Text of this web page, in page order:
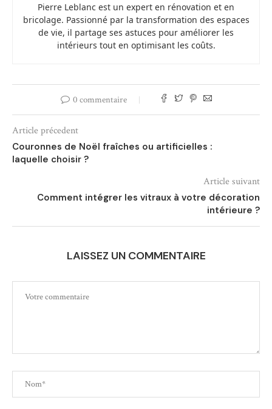
Pierre Leblanc est un expert en rénovation et en
bricolage. Passionné par la transformation des espaces
de vie, il partage ses astuces pour améliorer les
intérieurs tout en optimisant les coûts.
0 commentaire
Article précedent
Couronnes de Noël fraîches ou artificielles :
laquelle choisir ?
Article suivant
Comment intégrer les vitraux à votre décoration
intérieure ?
LAISSEZ UN COMMENTAIRE